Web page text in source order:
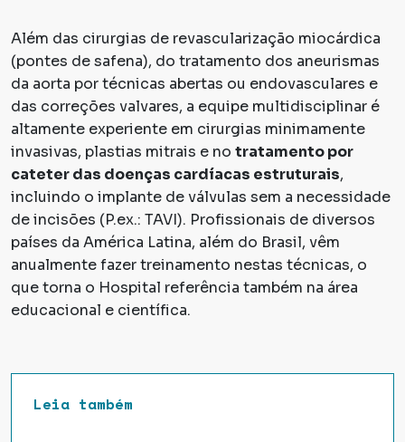
Além das cirurgias de revascularização miocárdica
(pontes de safena), do tratamento dos aneurismas
da aorta por técnicas abertas ou endovasculares e
das correções valvares, a equipe multidisciplinar é
altamente experiente em cirurgias minimamente
invasivas, plastias mitrais e no tratamento por
cateter das doenças cardíacas estruturais,
incluindo o implante de válvulas sem a necessidade
de incisões (P.ex.: TAVI). Profissionais de diversos
países da América Latina, além do Brasil, vêm
anualmente fazer treinamento nestas técnicas, o
que torna o Hospital referência também na área
educacional e científica.
Leia também